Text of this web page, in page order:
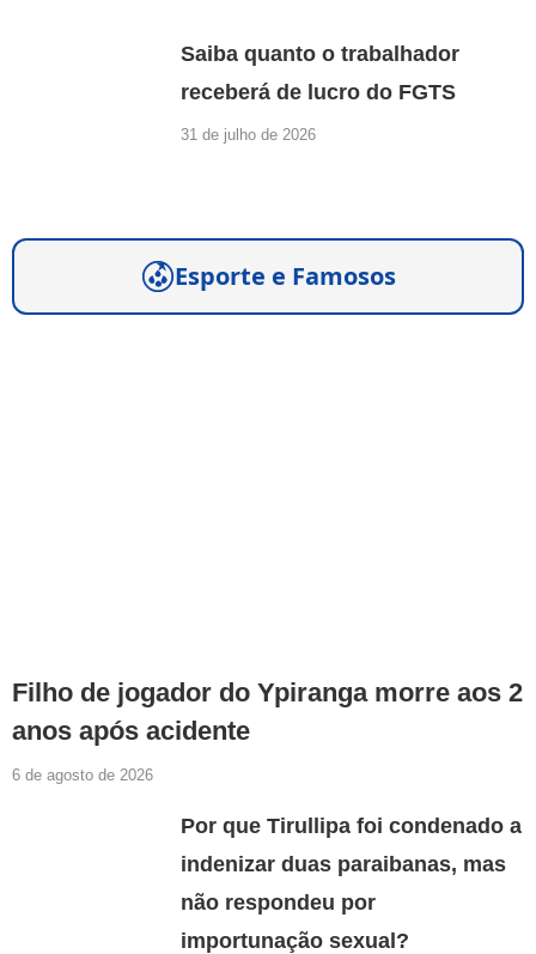
Saiba quanto o trabalhador
receberá de lucro do FGTS
31 de julho de 2026
Esporte e Famosos
Filho de jogador do Ypiranga morre aos 2
anos após acidente
6 de agosto de 2026
Por que Tirullipa foi condenado a
indenizar duas paraibanas, mas
não respondeu por
importunação sexual?